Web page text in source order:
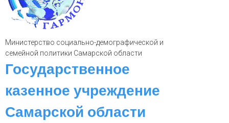
Министерство социально-демографической и
семейной политики Самарской области
Государственное
казенное учреждение
Самарской области